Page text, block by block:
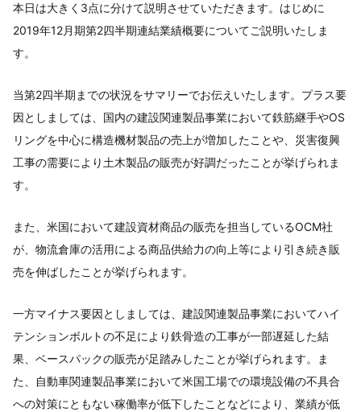
本日は大きく3点に分けて説明させていただきます。はじめに
2019年12月期第2四半期連結業績概要についてご説明いたしま
す。
当第2四半期までの状況をサマリーでお伝えいたします。プラス要
因としましては、国内の建設関連製品事業において鉄筋継手やOS
リングを中心に構造機材製品の売上が増加したことや、災害復興
工事の需要により土木製品の販売が好調だったことが挙げられま
す。
また、米国において建設資材商品の販売を担当しているOCM社
が、物流倉庫の活用による商品供給力の向上等により引き続き販
売を伸ばしたことが挙げられます。
一方マイナス要因としましては、建設関連製品事業においてハイ
テンションボルトの不足により鉄骨造の工事が一部遅延した結
果、ベースパックの販売が足踏みしたことが挙げられます。ま
た、自動車関連製品事業において米国工場での環境設備の不具合
への対策にともない稼働率が低下したことなどにより、業績が低